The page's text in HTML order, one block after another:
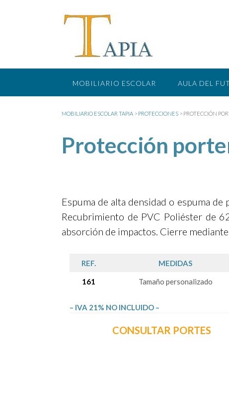
MOBILIARIO ESCOLAR AULA DEL
MOBILIARIO ESCOLAR TAPIA > PROTECCIONES > PROTECCIÓN
Protección
Espuma de alta densidad o espuma
Recubrimiento de PVC Poliéster de
absorción de impactos. Cierre
REF. MEDIDAS
161 Tamaño personalizado
– IVA 21% NO INCLUIDO –
CONSULTAR PORTES